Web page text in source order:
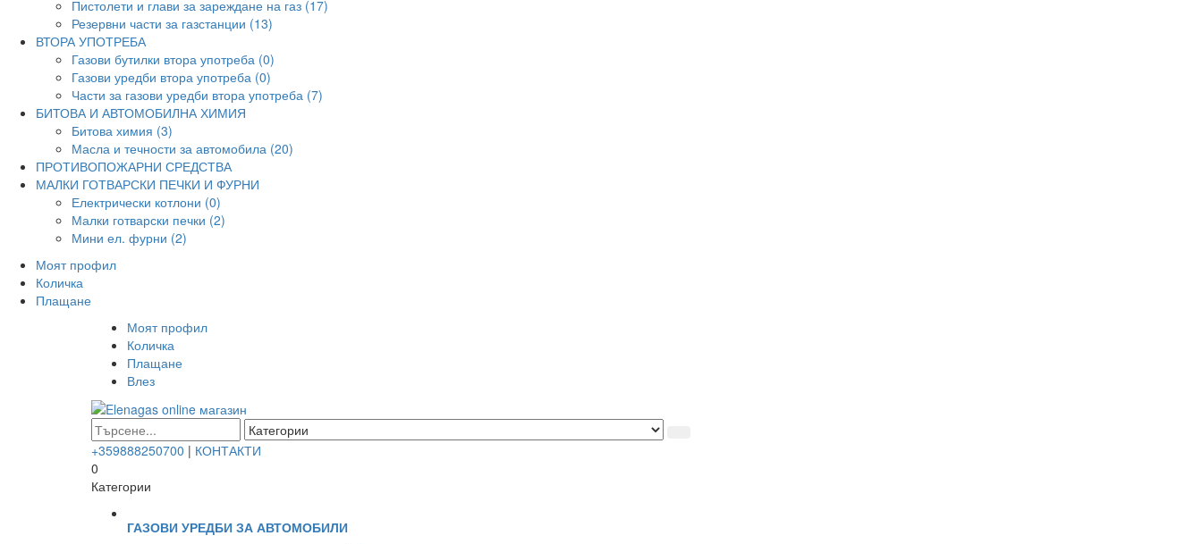
Пистолети и глави за зареждане на газ (17)
Резервни части за газстанции (13)
ВТОРА УПОТРЕБА
Газови бутилки втора употреба (0)
Газови уредби втора употреба (0)
Части за газови уредби втора употреба (7)
БИТОВА И АВТОМОБИЛНА ХИМИЯ
Битова химия (3)
Масла и течности за автомобила (20)
ПРОТИВОПОЖАРНИ СРЕДСТВА
МАЛКИ ГОТВАРСКИ ПЕЧКИ И ФУРНИ
Електрически котлони (0)
Малки готварски печки (2)
Мини ел. фурни (2)
Моят профил
Количка
Плащане
Моят профил
Количка
Плащане
Влез
+359888250700 | КОНТАКТИ
0
Категории
ГАЗОВИ УРЕДБИ ЗА АВТОМОБИЛИ